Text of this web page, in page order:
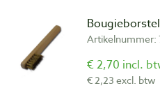
Artikelnummer:
€ 2,70 incl.
€ 2,23 excl. btw